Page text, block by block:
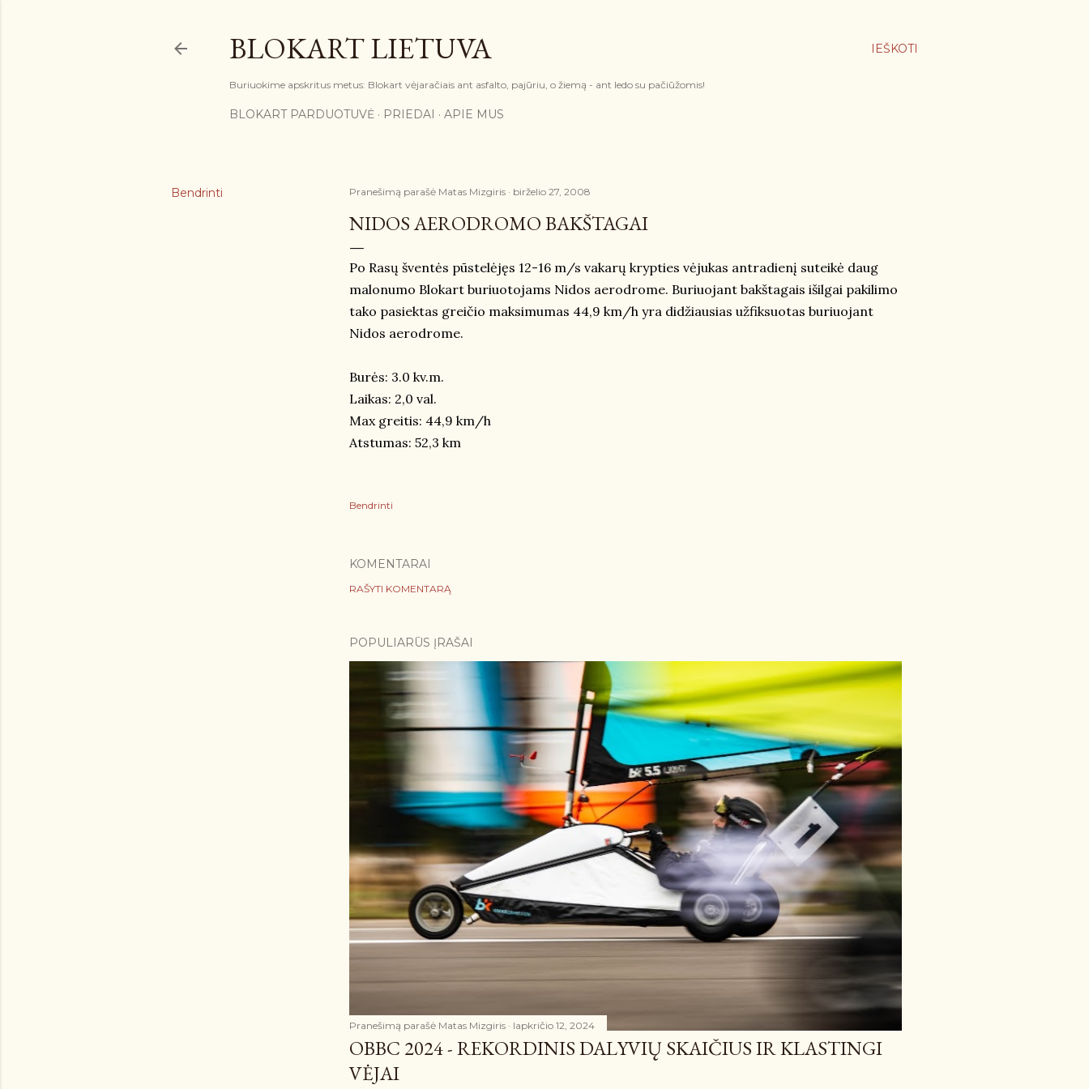
IEŠKOTI
BLOKART LIETUVA
Buriuokime apskritus metus: Blokart vėjaračiais ant asfalto, pajūriu, o žiemą - ant ledo su pačiūžomis!
BLOKART PARDUOTUVĖ PRIEDAI APIE MUS
Bendrinti Pranešimą parašė Matas Mizgiris birželio 27, 2008
NIDOS AERODROMO BAKŠTAGAI
Po Rasų šventės pūstelėjęs 12-16 m/s vakarų krypties vėjukas antradienį suteikė daug
malonumo Blokart buriuotojams Nidos aerodrome. Buriuojant bakštagais išilgai pakilimo
tako pasiektas greičio maksimumas 44,9 km/h yra didžiausias užfiksuotas buriuojant
Nidos aerodrome.
Burės: 3.0 kv.m.
Laikas: 2,0 val.
Max greitis: 44,9 km/h
Atstumas: 52,3 km
Bendrinti
KOMENTARAI
RAŠYTI KOMENTARĄ
POPULIARŪS ĮRAŠAI
Pranešimą parašė Matas Mizgiris lapkričio 12, 2024
OBBC 2024 - REKORDINIS DALYVIŲ SKAIČIUS IR KLASTINGI
VĖJAI